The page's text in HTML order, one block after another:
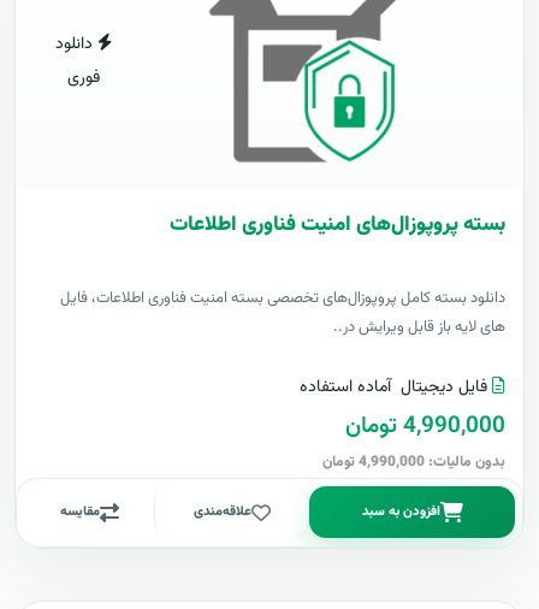
دانلود
فوری
بسته پروپوزال‌های امنیت فناوری اطلاعات
دانلود بسته کامل پروپوزال‌های تخصصی بسته امنیت فناوری اطلاعات، فایل
های لایه باز قابل ویرایش در..
فایل دیجیتال آماده استفاده
4,990,000 تومان
بدون مالیات: 4,990,000 تومان
افزودن به سبد علاقه‌مندی مقایسه